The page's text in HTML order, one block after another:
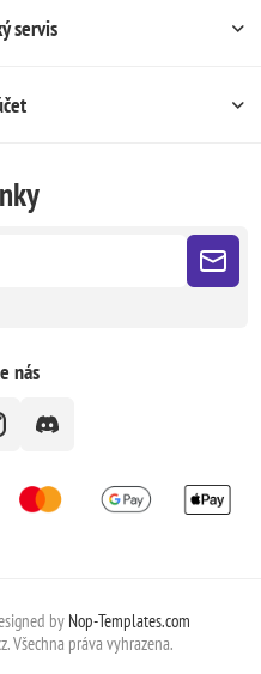
servis
nás
by Nop-Templates.com
Všechna práva vyhrazena.